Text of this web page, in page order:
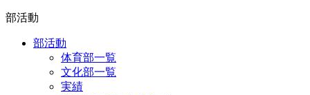
部活動
部活動
体育部一覧
文化部一覧
実績